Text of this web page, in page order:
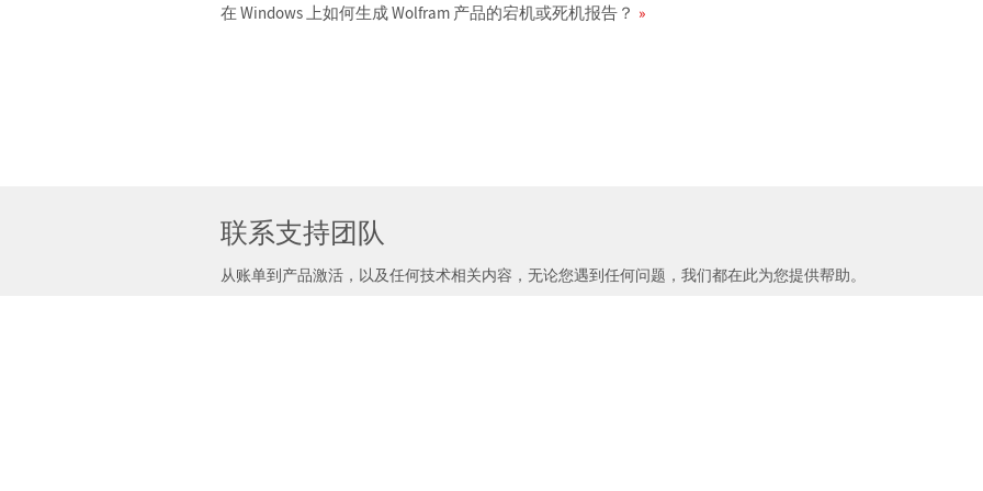
在 Windows 上如何生成 Wolfram 产品的宕机或死机报告？
联系支持团队
从账单到产品激活，以及任何技术相关内容，无论您遇到任何问题，我们都在此为您提供帮助。